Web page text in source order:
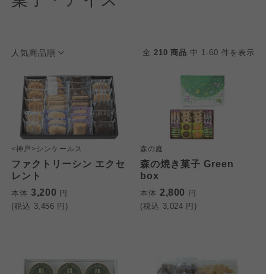
人気商品順 全 210 商品 中 1-60 件を表示
<神戸>シンケールス
ファクトリーシン エクセ
レント
本体 3,200 円
(税込 3,456 円)
森の庭
森の焼き菓子 Green
box
本体 2,800 円
(税込 3,024 円)